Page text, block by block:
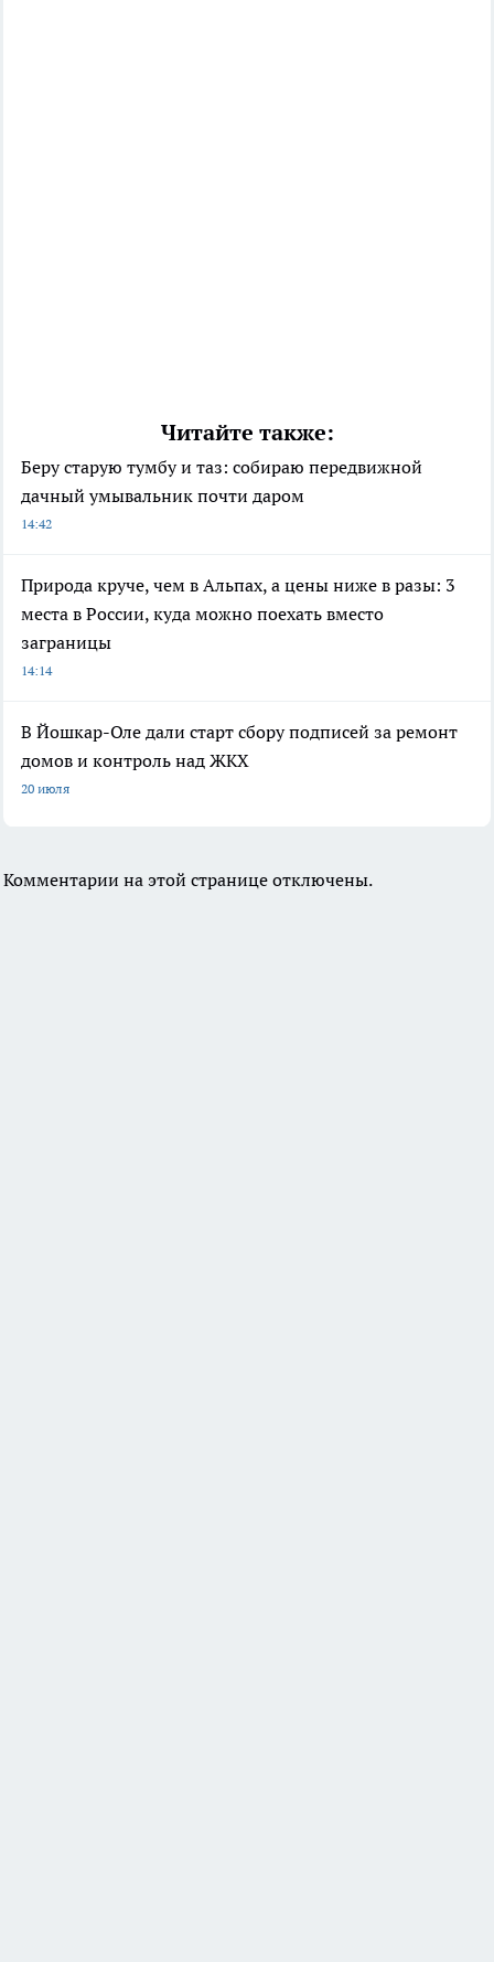
Читайте также:
Беру старую тумбу и таз: собираю передвижной
дачный умывальник почти даром
14:42
Природа круче, чем в Альпах, а цены ниже в разы: 3
места в России, куда можно поехать вместо
заграницы
14:14
В Йошкар-Оле дали старт сбору подписей за ремонт
домов и контроль над ЖКХ
20 июля
Комментарии на этой странице отключены.